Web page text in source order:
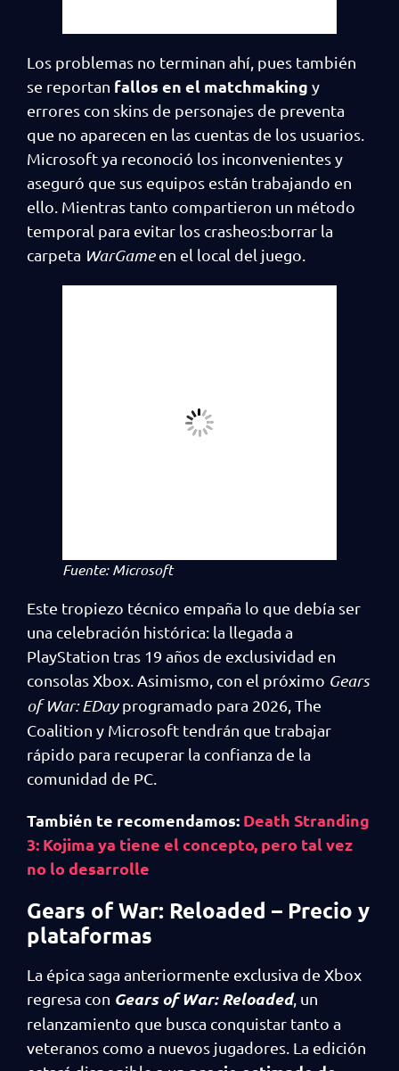
Los problemas no terminan ahí, pues también
se reportan fallos en el matchmaking y
errores con skins de personajes de preventa
que no aparecen en las cuentas de los usuarios.
Microsoft ya reconoció los inconvenientes y
aseguró que sus equipos están trabajando en
ello. Mientras tanto compartieron un método
temporal para evitar los crasheos:borrar la
carpeta WarGameen el local del juego.
Fuente: Microsoft
Este tropiezo técnico empaña lo que debía ser
una celebración histórica: la llegada a
PlayStation tras 19 años de exclusividad en
consolas Xbox. Asimismo, con el próximo Gears
of War: EDayprogramado para 2026, The
Coalition y Microsoft tendrán que trabajar
rápido para recuperar la confianza de la
comunidad de PC.
También te recomendamos: Death Stranding
3: Kojima ya tiene el concepto, pero tal vez
no lo desarrolle
Gears of War: Reloaded – Precio y
plataformas
La épica saga anteriormente exclusiva de Xbox
regresa con Gears of War: Reloaded, un
relanzamiento que busca conquistar tanto a
veteranos como a nuevos jugadores. La edición